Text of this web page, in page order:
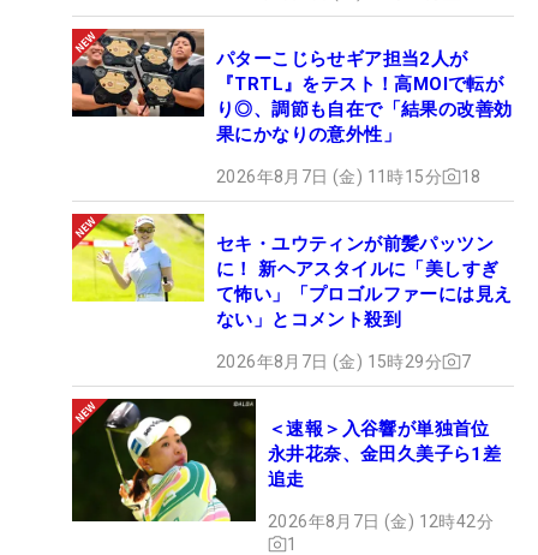
パターこじらせギア担当2人が
『TRTL』をテスト！高MOIで転が
り◎、調節も自在で「結果の改善効
果にかなりの意外性」
2026年8月7日 (金) 11時15分 18
セキ・ユウティンが前髪パッツン
に！ 新ヘアスタイルに「美しすぎ
て怖い」「プロゴルファーには見え
ない」とコメント殺到
2026年8月7日 (金) 15時29分 7
＜速報＞入谷響が単独首位
永井花奈、金田久美子ら1差
追走
2026年8月7日 (金) 12時42分
1